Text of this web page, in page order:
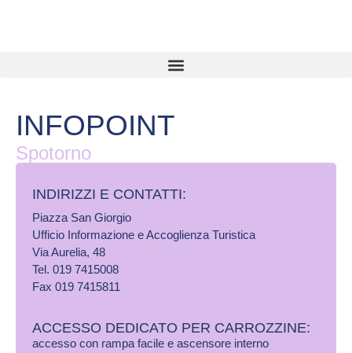
INFOPOINT
Spotorno
INDIRIZZI E CONTATTI:​
Piazza San Giorgio
Ufficio Informazione e Accoglienza Turistica
Via Aurelia, 48
Tel. 019 7415008
Fax 019 7415811
ACCESSO DEDICATO PER CARROZZINE:
accesso con rampa facile e ascensore interno